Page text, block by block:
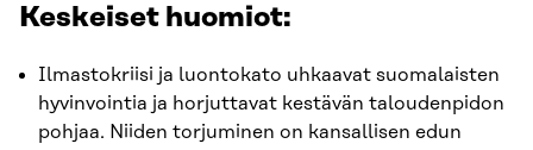
Keskeiset huomiot:
Ilmastokriisi ja luontokato uhkaavat suomalaisten
hyvinvointia ja horjuttavat kestävän taloudenpidon
pohjaa. Niiden torjuminen on kansallisen edun